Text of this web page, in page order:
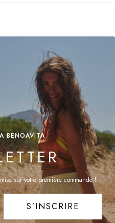
BENOAVITA
sur votre première commande !
S’INSCRIRE